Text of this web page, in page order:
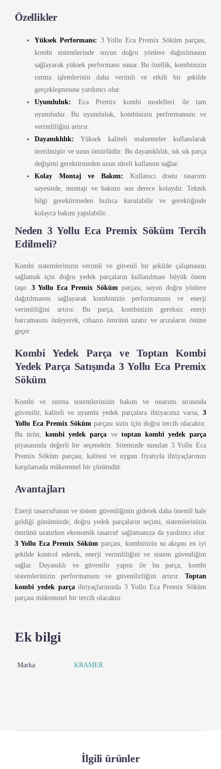
Özellikler
Yüksek Performans: 3 Yollu Eca Premix Söküm parçası,
kombi sistemlerinde suyun doğru yönlere dağıtılmasını
sağlayarak yüksek performans sunar. Bu özellik, kombinizin
ısıtma işlemlerinin daha verimli ve etkili bir şekilde
gerçekleşmesine yardımcı olur.
Uyumluluk: Eca Premix kombi modelleri ile tam
uyumludur. Bu uyumluluk, kombinizin performansını ve
verimliliğini artırır.
Dayanıklılık: Yüksek kaliteli malzemeler kullanılarak
üretilmiştir ve uzun ömürlüdür. Bu dayanıklılık, sık sık parça
değişimi gerektirmeden uzun süreli kullanım sağlar.
Kolay Montaj ve Bakım: Kullanıcı dostu tasarımı
sayesinde, montajı ve bakımı son derece kolaydır. Teknik
bilgi gerektirmeden hızlıca kurulabilir ve gerektiğinde
kolayca bakım yapılabilir.
Neden 3 Yollu Eca Premix Söküm Tercih
Edilmeli?
Kombi sistemlerinizin verimli ve güvenli bir şekilde çalışmasını
sağlamak için doğru yedek parçaların kullanılması büyük önem
taşır.3 Yollu Eca Premix Sökümparçası, suyun doğru yönlere
dağıtılmasını sağlayarak kombinizin performansını ve enerji
verimliliğini artırır. Bu parça, kombinizin gereksiz enerji
harcamasını önleyerek, cihazın ömrünü uzatır ve arızaların önüne
geçer.
Kombi Yedek Parça ve Toptan Kombi
Yedek Parça Satışında 3 Yollu Eca Premix
Söküm
Kombi ve ısıtma sistemlerinizin bakım ve onarımı sırasında
güvenilir, kaliteli ve uyumlu yedek parçalara ihtiyacınız varsa, 3
Yollu Eca Premix Söküm parçası sizin için doğru tercih olacaktır.
Bu ürün,kombi yedek parça ve toptan kombi yedek parça
piyasasında değerli bir seçenektir. Sitemizde sunulan 3 Yollu Eca
Premix Söküm parçası, kalitesi ve uygun fiyatıyla ihtiyaçlarınızı
karşılamada mükemmel bir çözümdür.
Avantajları
Enerji tasarrufunun ve sistem güvenliğinin giderek daha önemli hale
geldiği günümüzde, doğru yedek parçaların seçimi, sistemlerinizin
ömrünü uzatırken ekonomik tasarruf sağlamanıza da yardımcı olur.
3 Yollu Eca Premix Söküm parçası, kombinizin su akışını en iyi
şekilde kontrol ederek, enerji verimliliğini ve sistem güvenliğini
sağlar. Dayanıklı ve güvenilir yapısı ile bu parça, kombi
sistemlerinizin performansını ve güvenilirliğini artırır. Toptan
kombi yedek parçaihtiyaçlarınızda 3 Yollu Eca Premix Söküm
parçası mükemmel bir tercih olacaktır.
Ek bilgi
Marka KRAMER
İlgili ürünler